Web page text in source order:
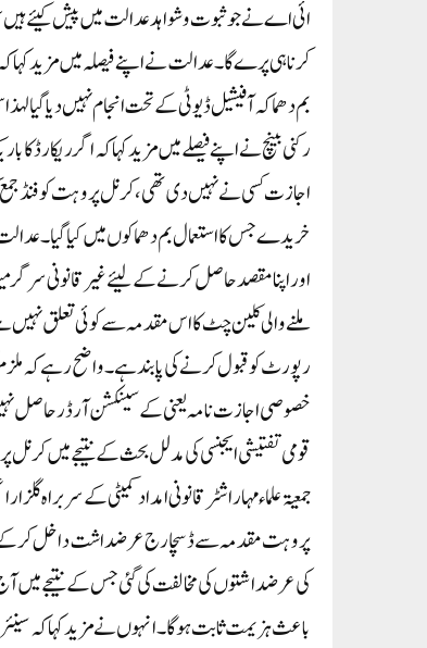
کرنا ہی پرے گا۔عدالت نے اپنے فیصلہ میں مزید
رکنی بینچ نے اپنے فیصلے میں مزید کہا کہ اگر ریکارڈ
اجازت کسی نے نہیں دی تھی، کرنل پروہت کو فنڈ
خریدے جس کا استعمال بم دھماکوں میں کیا
اور اپنا مقصد حاصل کرنے کے لیئے غیر قانونی
ملنے والی کلین چٹ کااس مقدمہ سے کوئی تعلق نہیں
خصوصی اجازت نامہ یعنی کے سینکشن آرڈر حاصل
قومی تفتیشی ایجنسی کی مدلل بحث کے نتیجے میں کرنل
جمعیۃ علماء مہاراشٹر قانونی امداد کمیٹی کے
پروہت مقدمہ سے ڈسچارج عرضداشت داخل کرکے
کی عرضداشتوں کی مخالفت کی گئی جس کے نتیجے میں
باعث ہزیمت ثابت ہوگا۔انہوں نے مزید کہا کہ